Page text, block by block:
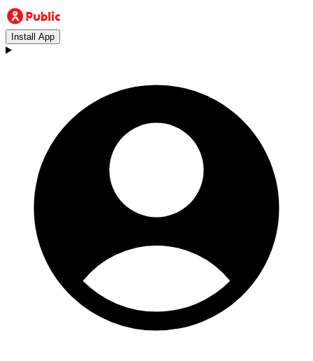
Install App